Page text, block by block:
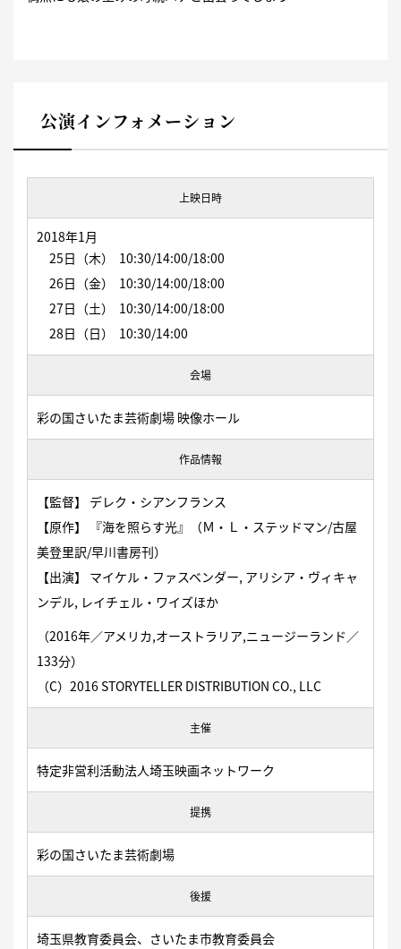
公演インフォメーション
上映日時
2018年1月
25日（木） 10:30/14:00/18:00
26日（金） 10:30/14:00/18:00
27日（土） 10:30/14:00/18:00
28日（日） 10:30/14:00
会場
彩の国さいたま芸術劇場 映像ホール
作品情報
【監督】 デレク・シアンフランス
【原作】 『海を照らす光』（Ｍ・Ｌ・ステッドマン/古屋
美登里訳/早川書房刊）
【出演】 マイケル・ファスベンダー, アリシア・ヴィキャ
ンデル, レイチェル・ワイズほか
（2016年／アメリカ,オーストラリア,ニュージーランド／
133分）
（C）2016 STORYTELLER DISTRIBUTION CO., LLC
主催
特定非営利活動法人埼玉映画ネットワーク
提携
彩の国さいたま芸術劇場
後援
埼玉県教育委員会、さいたま市教育委員会